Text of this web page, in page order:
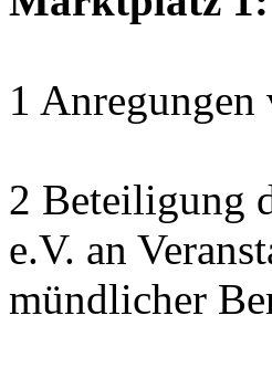
1
2 Beteiligung
e.V. an
mündlicher